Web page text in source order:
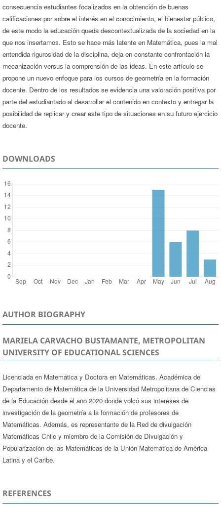
consecuencia estudiantes focalizados en la obtención de buenas
calificaciones por sobre el interés en el conocimiento, el bienestar público,
de este modo la educación queda descontextualizada de la sociedad en la
que nos insertamos. Esto se hace más latente en Matemática, pues la mal
entendida rigurosidad de la disciplina, deja en constante confrontación la
mecanización versus la comprensión de las ideas. En este artículo se
propone un nuevo enfoque para los cursos de geometría en la formación
docente. Dentro de los resultados se evidencia una valoración positiva por
parte del estudiantado al desarrollar el contenido en contexto y entregar la
posibilidad de replicar y crear este tipo de situaciones en su futuro ejercicio
docente.
DOWNLOADS
AUTHOR BIOGRAPHY
MARIELA CARVACHO BUSTAMANTE, METROPOLITAN
UNIVERSITY OF EDUCATIONAL SCIENCES
Licenciada en Matemática y Doctora en Matemáticas. Académica del
Departamento de Matemática de la Universidad Metropolitana de Ciencias
de la Educación desde el año 2020 donde volcó sus intereses de
investigación de la geometría a la formación de profesores de
Matemáticas. Además, es representante de la Red de divulgación
Matemáticas Chile y miembro de la Comisión de Divulgación y
Popularización de las Matemáticas de la Unión Matemática de América
Latina y el Caribe.
REFERENCES